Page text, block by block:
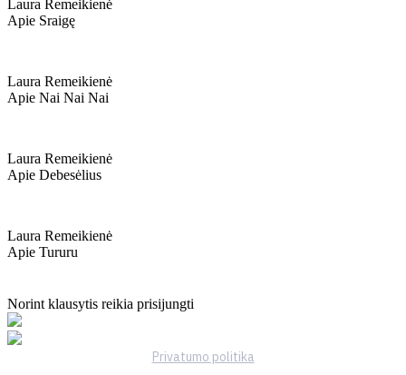
Laura Remeikienė
Apie Sraigę
Laura Remeikienė
Apie Nai Nai Nai
Laura Remeikienė
Apie Debesėlius
Laura Remeikienė
Apie Tururu
Norint klausytis reikia prisijungti
Privatumo politika